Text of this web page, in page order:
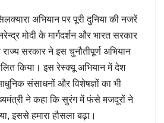
अभियान पर पूरी दुनिया की नजरें
मोदी के मार्गदर्शन और भारत सरकार
सरकार ने इस चुनौतीपूर्ण अभियान
किया। इस रेस्क्यू अभियान में देश
संसाधनों और विशेषज्ञों का भी
ने कहा कि सुरंग में फंसे मजदूरों ने
इससे हमारा हौसला बढ़ा।